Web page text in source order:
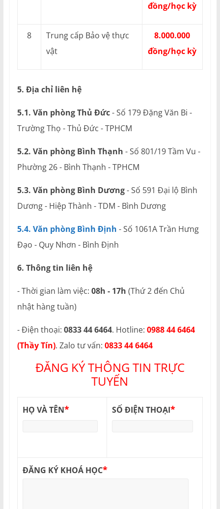
đồng/học kỳ
8
Trung cấp Bảo vệ thực
vật
8.000.000
đồng/học kỳ
5. Địa chỉ liên hệ
5.1. Văn phòng Thủ Đức- Số 179 Đặng Văn Bi -
Trường Thọ - Thủ Đức - TPHCM
5.2. Văn phòng Bình Thạnh - Số 801/19 Tầm Vu -
Phường 26 - Bình Thạnh - TPHCM
5.3. Văn phòng Bình Dương- Số 591 Đại lộ Bình
Dương - Hiệp Thành - TDM - Bình Dương
5.4. Văn phòng Bình Định - Số 1061A Trần Hưng
Đạo - Quy Nhơn - Bình Định
6. Thông tin liên hệ
- Thời gian làm việc: 08h - 17h (Thứ 2 đến Chủ
nhật hàng tuần)
- Điện thoại: 0833 44 6464. Hotline: 0988 44 6464
(Thầy Tín). Zalo tư vấn: 0833 44 6464
ĐĂNG KÝ THÔNG TIN TRỰC
TUYẾN
HỌ VÀ TÊN* SỐ ĐIỆN THOẠI*
ĐĂNG KÝ KHOÁ HỌC*